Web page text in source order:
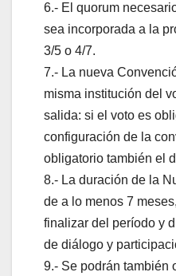
6.- El quorum
sea incorporada a la
3/5 o 4/7.
7.- La nueva
misma institución del
salida: si el voto es
configuración de la
obligatorio también el
8.- La duración de la
de a lo menos 7
finalizar del período y
de diálogo y
9.- Se podrán también